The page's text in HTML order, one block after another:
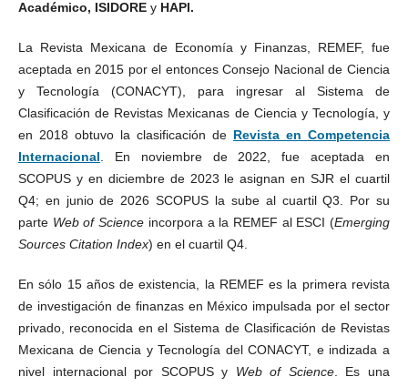
Académico, ISIDORE yHAPI.
La Revista Mexicana de Economía y Finanzas, REMEF, fue
aceptada en 2015 por el entonces Consejo Nacional de Ciencia
y Tecnología (CONACYT), para ingresar al Sistema de
Clasificación de Revistas Mexicanas de Ciencia y Tecnología, y
en 2018 obtuvo la clasificación de Revista en Competencia
Internacional . En noviembre de 2022, fue aceptada en
SCOPUS y en diciembre de 2023 le asignan en SJR el cuartil
Q4; en junio de 2026 SCOPUS la sube al cuartil Q3. Por su
parte Web of Science incorpora a la REMEF al ESCI (Emerging
Sources Citation Index) en el cuartil Q4.
En sólo 15 años de existencia, la REMEF es la primera revista
de investigación de finanzas en México impulsada por el sector
privado, reconocida en el Sistema de Clasificación de Revistas
Mexicana de Ciencia y Tecnología del CONACYT, e indizada a
nivel internacional por SCOPUS y Web of Science. Es una